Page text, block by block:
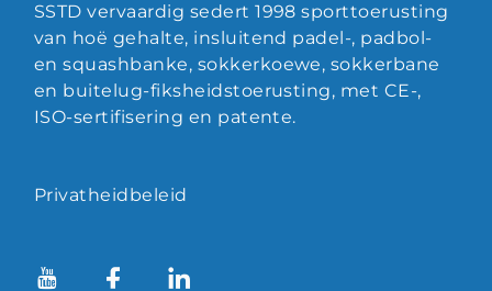
SSTD vervaardig sedert 1998 sporttoerusting
van hoë gehalte, insluitend padel-, padbol-
en squashbanke, sokkerkoewe, sokkerbane
en buitelug-fiksheidstoerusting, met CE-,
ISO-sertifisering en patente.
Privatheidbeleid